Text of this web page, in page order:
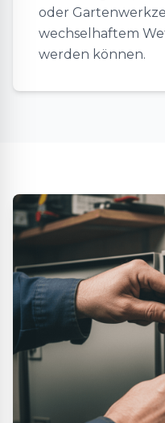
oder
wechselhaftem
werden können.